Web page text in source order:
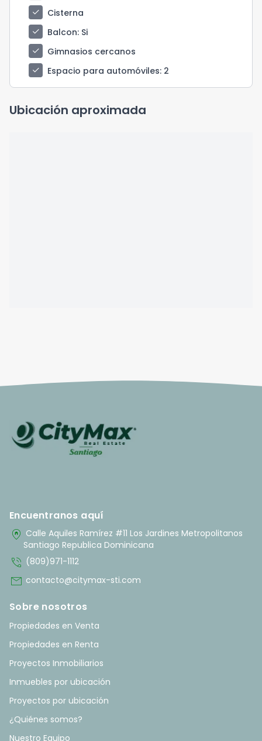
check
Cisterna
check
Balcon: Si
check
Gimnasios cercanos
check
Espacio para automóviles: 2
Ubicación aproximada
Encuentranos aquí
home_pin Calle Aquiles Ramírez #11 Los Jardines Metropolitanos
Santiago Republica Dominicana
phone_in_talk (809)971-1112
mail contacto@citymax-sti.com
Sobre nosotros
Propiedades en Venta
Propiedades en Renta
Proyectos Inmobiliarios
Inmuebles por ubicación
Proyectos por ubicación
¿Quiénes somos?
Nuestro Equipo